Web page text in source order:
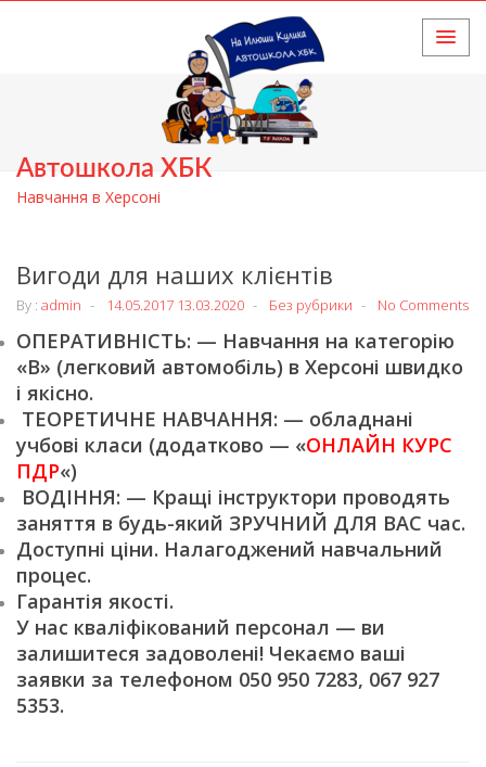
Автошкола ХБК
Навчання в Херсоні
HOME
Вигоди для наших клієнтів
By : admin 14.05.2017 13.03.2020 Без рубрики No Comments
ОПЕРАТИВНІСТЬ: — Навчання на категорію
«В» (легковий автомобіль) в Херсоні швидко
і якісно.
ТЕОРЕТИЧНЕ НАВЧАННЯ: — обладнані
учбові класи (додатково — «ОНЛАЙН КУРС
ПДР«)
ВОДІННЯ: — Кращі інструктори проводять
заняття в будь-який ЗРУЧНИЙ ДЛЯ ВАС час.
Доступні ціни. Налагоджений навчальний
процес.
Гарантія якості.
У нас кваліфікований персонал — ви
залишитеся задоволені! Чекаємо ваші
заявки за телефоном 050 950 7283, 067 927
5353.